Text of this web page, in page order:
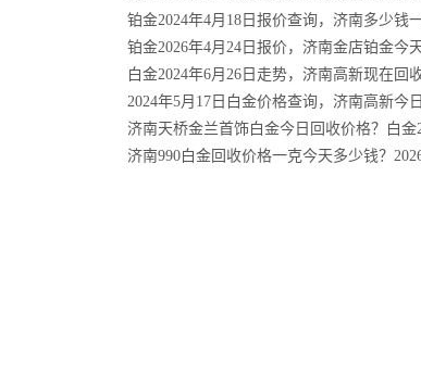
铂金2024年4月18日报价查询，济南多少钱
铂金2026年4月24日报价，济南金店铂金今
白金2024年6月26日走势，济南高新现在回
2024年5月17日白金价格查询，济南高新今
济南天桥金兰首饰白金今日回收价格？白金
济南990白金回收价格一克今天多少钱？